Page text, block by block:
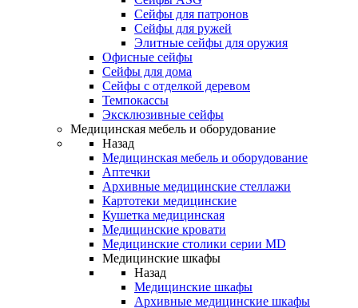
Сейфы для патронов
Сейфы для ружей
Элитные сейфы для оружия
Офисные сейфы
Сейфы для дома
Сейфы с отделкой деревом
Темпокассы
Эксклюзивные сейфы
Медицинская мебель и оборудование
Назад
Медицинская мебель и оборудование
Аптечки
Архивные медицинские стеллажи
Картотеки медицинские
Кушетка медицинская
Медицинские кровати
Медицинские столики серии MD
Медицинские шкафы
Назад
Медицинские шкафы
Архивные медицинские шкафы